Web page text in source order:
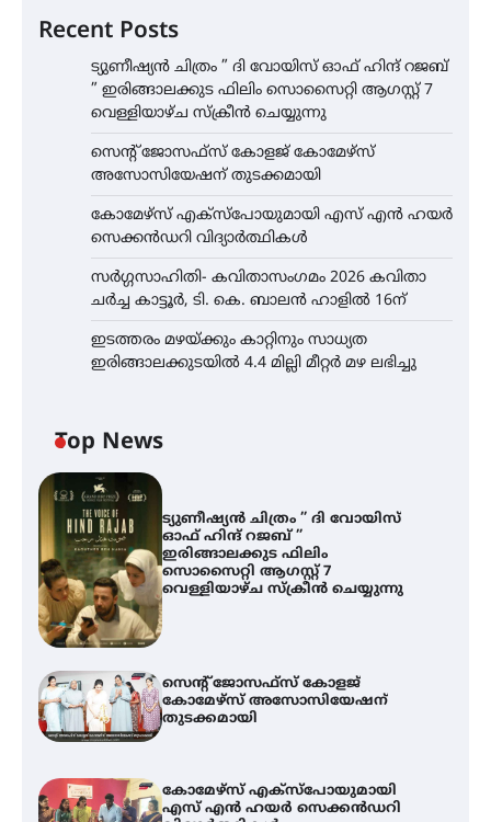
Recent Posts
ട്യുണീഷ്യൻ ചിത്രം ” ദി വോയിസ് ഓഫ് ഹിന്ദ് റജബ്
” ഇരിങ്ങാലക്കുട ഫിലിം സൊസൈറ്റി ആഗസ്റ്റ് 7
വെള്ളിയാഴ്ച സ്‌ക്രീൻ ചെയ്യുന്നു
സെന്റ് ജോസഫ്സ് കോളജ് കോമേഴ്‌സ്
അസോസിയേഷന് തുടക്കമായി
കോമേഴ്സ് എക്സ്പോയുമായി എസ് എൻ ഹയർ
സെക്കൻഡറി വിദ്യാർത്ഥികൾ
സർഗ്ഗസാഹിതി- കവിതാസംഗമം 2026 കവിതാ
ചർച്ച കാട്ടൂർ, ടി. കെ. ബാലൻ ഹാളിൽ 16ന്
ഇടത്തരം മഴയ്ക്കും കാറ്റിനും സാധ്യത
ഇരിങ്ങാലക്കുടയിൽ 4.4 മില്ലി മീറ്റർ മഴ ലഭിച്ചു
Top News
ട്യുണീഷ്യൻ ചിത്രം ” ദി വോയിസ്
ഓഫ് ഹിന്ദ് റജബ് ”
ഇരിങ്ങാലക്കുട ഫിലിം
സൊസൈറ്റി ആഗസ്റ്റ് 7
വെള്ളിയാഴ്ച സ്‌ക്രീൻ ചെയ്യുന്നു
സെന്റ് ജോസഫ്സ് കോളജ്
കോമേഴ്‌സ് അസോസിയേഷന്
തുടക്കമായി
കോമേഴ്സ് എക്സ്പോയുമായി
എസ് എൻ ഹയർ സെക്കൻഡറി